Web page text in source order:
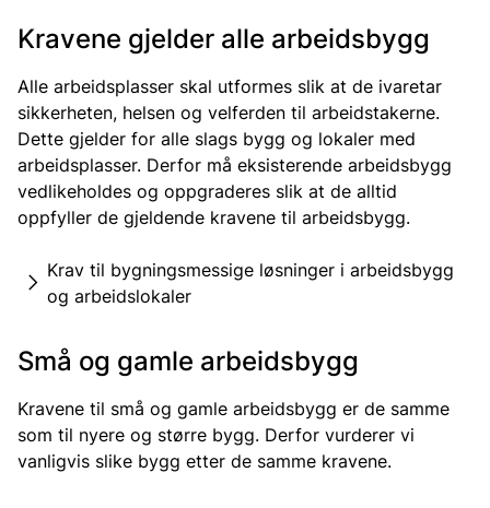
Kravene gjelder alle arbeidsbygg
Alle arbeidsplasser skal utformes slik at de ivaretar
sikkerheten, helsen og velferden til arbeidstakerne.
Dette gjelder for alle slags bygg og lokaler med
arbeidsplasser. Derfor må eksisterende arbeidsbygg
vedlikeholdes og oppgraderes slik at de alltid
oppfyller de gjeldende kravene til arbeidsbygg.
Krav til bygningsmessige løsninger i arbeidsbygg
og arbeidslokaler
Små og gamle arbeidsbygg
Kravene til små og gamle arbeidsbygg er de samme
som til nyere og større bygg. Derfor vurderer vi
vanligvis slike bygg etter de samme kravene.